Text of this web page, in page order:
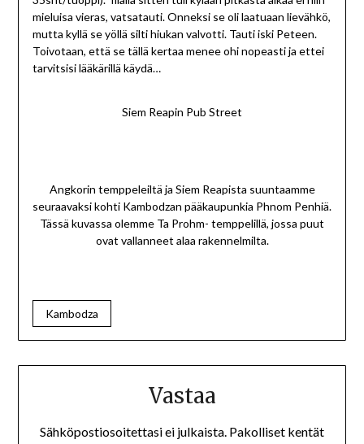
mieluisa vieras, vatsatauti. Onneksi se oli laatuaan lievähkö,
mutta kyllä se yöllä silti hiukan valvotti. Tauti iski Peteen.
Toivotaan, että se tällä kertaa menee ohi nopeasti ja ettei
tarvitsisi lääkärillä käydä…
Siem Reapin Pub Street
Angkorin temppeleiltä ja Siem Reapista suuntaamme
seuraavaksi kohti Kambodzan pääkaupunkia Phnom Penhiä.
Tässä kuvassa olemme Ta Prohm- temppelillä, jossa puut
ovat vallanneet alaa rakennelmilta.
Kambodza
Vastaa
Sähköpostiosoitettasi ei julkaista. Pakolliset kentät